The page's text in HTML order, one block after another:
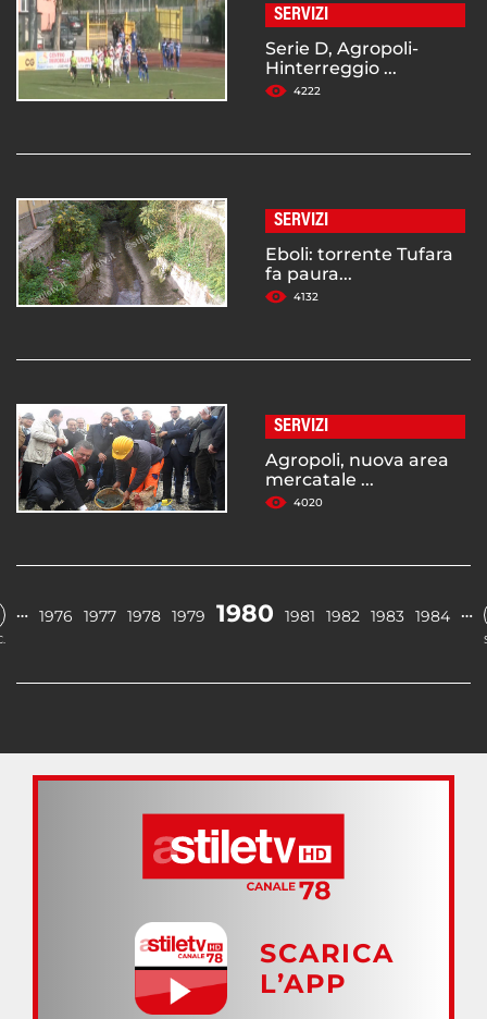
SERVIZI
Serie D, Agropoli-
Hinterreggio ...
4222
SERVIZI
Eboli: torrente Tufara
fa paura...
4132
SERVIZI
Agropoli, nuova area
mercatale ...
4020
… 1976 1977 1978 1979 1980 1981 1982 1983 1984 …
SCARICA
L’APP